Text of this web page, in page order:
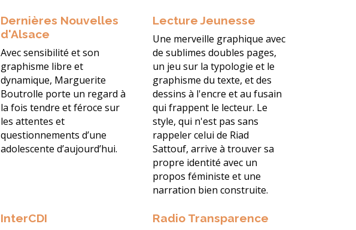
Dernières Nouvelles
d'Alsace
Avec sensibilité et son
graphisme libre et
dynamique, Marguerite
Boutrolle porte un regard à
la fois tendre et féroce sur
les attentes et
questionnements d’une
adolescente d’aujourd’hui.
Lecture Jeunesse
Une merveille graphique avec
de sublimes doubles pages,
un jeu sur la typologie et le
graphisme du texte, et des
dessins à l'encre et au fusain
qui frappent le lecteur. Le
style, qui n'est pas sans
rappeler celui de Riad
Sattouf, arrive à trouver sa
propre identité avec un
propos féministe et une
narration bien construite.
InterCDI
Radio Transparence